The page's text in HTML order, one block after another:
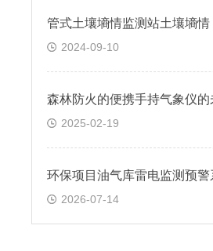
2024-09-10
2025-02-19
2026-07-14